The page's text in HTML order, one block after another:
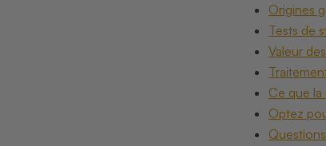
Origines
Tests de
Valeur
Ce que la
Optez